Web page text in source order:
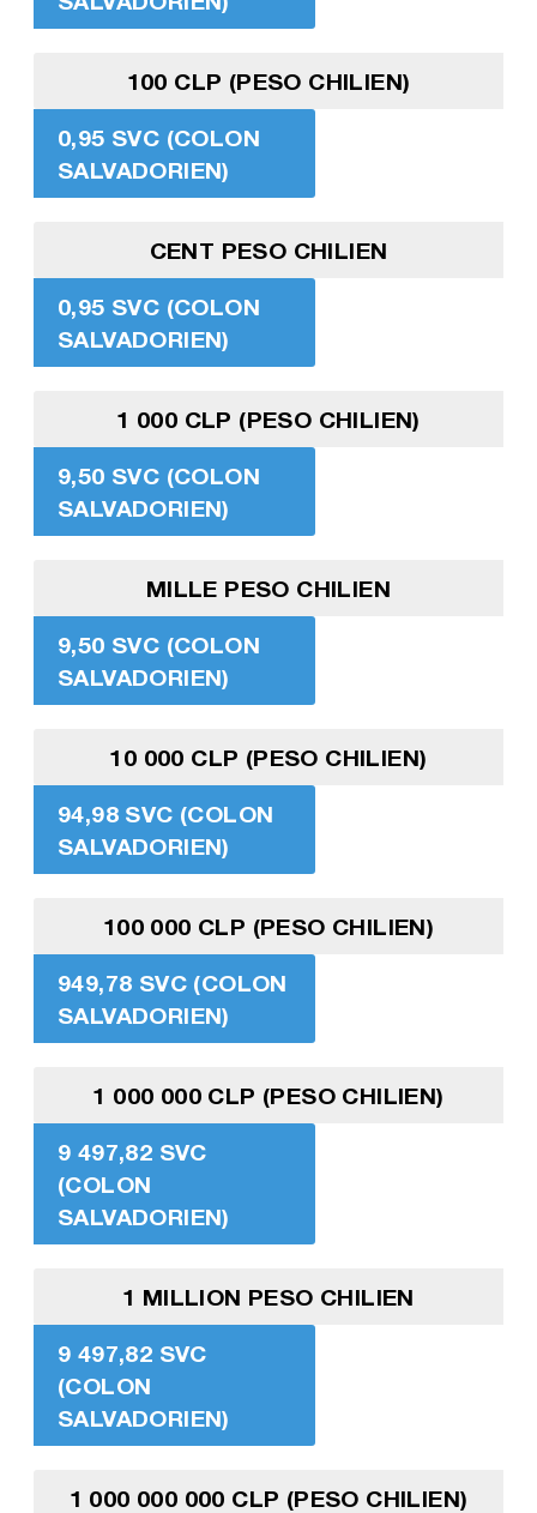
100 CLP (PESO CHILIEN)
0,95 SVC (COLON
SALVADORIEN)
CENT PESO CHILIEN
0,95 SVC (COLON
SALVADORIEN)
1 000 CLP (PESO CHILIEN)
9,50 SVC (COLON
SALVADORIEN)
MILLE PESO CHILIEN
9,50 SVC (COLON
SALVADORIEN)
10 000 CLP (PESO CHILIEN)
94,98 SVC (COLON
SALVADORIEN)
100 000 CLP (PESO CHILIEN)
949,78 SVC (COLON
SALVADORIEN)
1 000 000 CLP (PESO CHILIEN)
9 497,82 SVC
(COLON
SALVADORIEN)
1 MILLION PESO CHILIEN
9 497,82 SVC
(COLON
SALVADORIEN)
1 000 000 000 CLP (PESO CHILIEN)